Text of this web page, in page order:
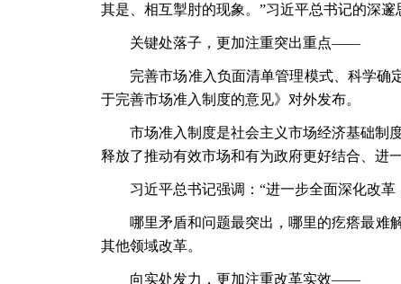
其是、相互掣肘的现象。”习近平总书记的深邃
关键处落子，更加注重突出重点——
完善市场准入负面清单管理模式、科学确
于完善市场准入制度的意见》对外发布。
市场准入制度是社会主义市场经济基础制
释放了推动有效市场和有为政府更好结合、进
习近平总书记强调： “进一步全面深化改
哪里矛盾和问题最突出，哪里的疙瘩最难
其他领域改革。
向实处发力，更加注重改革实效——